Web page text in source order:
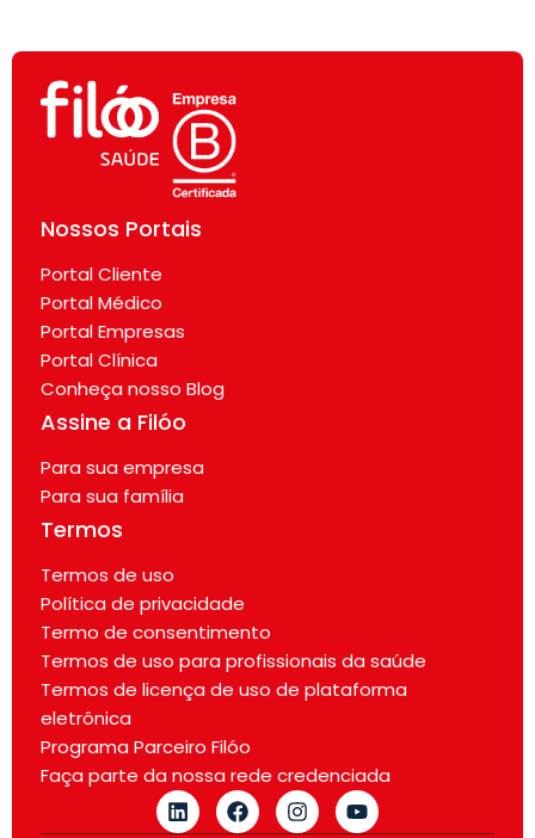
Nossos Portais
Portal Cliente
Portal Médico
Portal Empresas
Portal Clínica
Conheça nosso Blog
Assine a Filóo
Para sua empresa
Para sua família
Termos
Termos de uso
Política de privacidade
Termo de consentimento
Termos de uso para profissionais da saúde
Termos de licença de uso de plataforma
eletrônica
Programa Parceiro Filóo
Faça parte da nossa rede credenciada